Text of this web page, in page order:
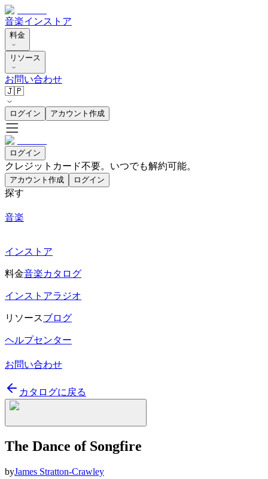
音楽インストア
料金
リソース
お問い合わせ
🇯🇵
ログイン アカウント作成
ログイン
クレジットカード不要。いつでも解約可能。
アカウント作成 ログイン
探す
音楽
インストア
料金音楽カタログ
インストアラジオ
リソースブログ
ヘルプセンター
お問い合わせ
カタログに戻る
The Dance of Songfire
byJames Stratton-Crawley